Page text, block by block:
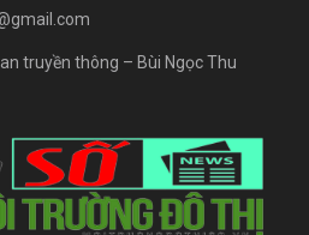
truyền thông – Bùi Ngọc Thu